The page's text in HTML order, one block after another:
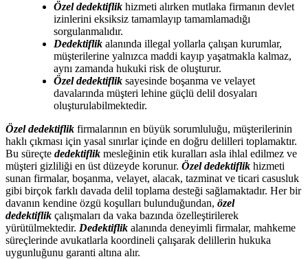
Özel dedektiflik hizmeti alırken mutlaka firmanın devlet
izinlerini eksiksiz tamamlayıp tamamlamadığı
sorgulanmalıdır.
Dedektiflik alanında illegal yollarla çalışan kurumlar,
müşterilerine yalnızca maddi kayıp yaşatmakla kalmaz,
aynı zamanda hukuki risk de oluşturur.
Özel dedektiflik sayesinde boşanma ve velayet
davalarında müşteri lehine güçlü delil dosyaları
oluşturulabilmektedir.
Özel dedektiflik firmalarının en büyük sorumluluğu, müşterilerinin
haklı çıkması için yasal sınırlar içinde en doğru delilleri toplamaktır.
Bu süreçte dedektiflik mesleğinin etik kuralları asla ihlal edilmez ve
müşteri gizliliği en üst düzeyde korunur. Özel dedektiflik hizmeti
sunan firmalar, boşanma, velayet, alacak, tazminat ve ticari casusluk
gibi birçok farklı davada delil toplama desteği sağlamaktadır. Her bir
davanın kendine özgü koşulları bulunduğundan, özel
dedektiflik çalışmaları da vaka bazında özelleştirilerek
yürütülmektedir. Dedektiflik alanında deneyimli firmalar, mahkeme
süreçlerinde avukatlarla koordineli çalışarak delillerin hukuka
uygunluğunu garanti altına alır.